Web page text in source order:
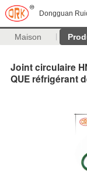
Dongguan
Maison
Joint circulaire
QUE réfrigérant